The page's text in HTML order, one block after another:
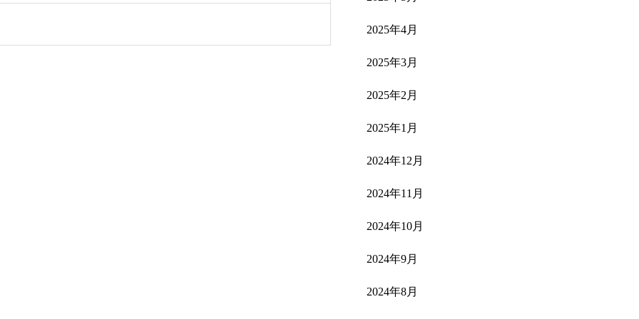
2025年4月
2025年3月
2025年2月
2025年1月
2024年12月
2024年11月
2024年10月
2024年9月
2024年8月